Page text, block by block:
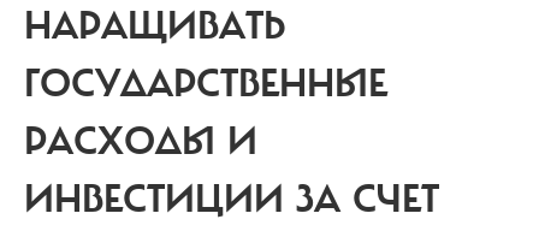
НАРАЩИВАТЬ
ГОСУДАРСТВЕННЫЕ
РАСХОДЫ И
ИНВЕСТИЦИИ ЗА СЧЕТ